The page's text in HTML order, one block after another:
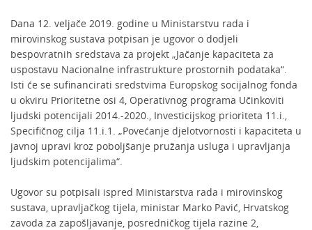
Dana 12. veljače 2019. godine u Ministarstvu rada i
mirovinskog sustava potpisan je ugovor o dodjeli
bespovratnih sredstava za projekt „Jačanje kapaciteta za
uspostavu Nacionalne infrastrukture prostornih podataka“.
Isti će se sufinancirati sredstvima Europskog socijalnog fonda
u okviru Prioritetne osi 4, Operativnog programa Učinkoviti
ljudski potencijali 2014.-2020., Investicijskog prioriteta 11.i.,
Specifičnog cilja 11.i.1. „Povećanje djelotvornosti i kapaciteta u
javnoj upravi kroz poboljšanje pružanja usluga i upravljanja
ljudskim potencijalima“.
Ugovor su potpisali ispred Ministarstva rada i mirovinskog
sustava, upravljačkog tijela, ministar Marko Pavić, Hrvatskog
zavoda za zapošljavanje, posredničkog tijela razine 2,